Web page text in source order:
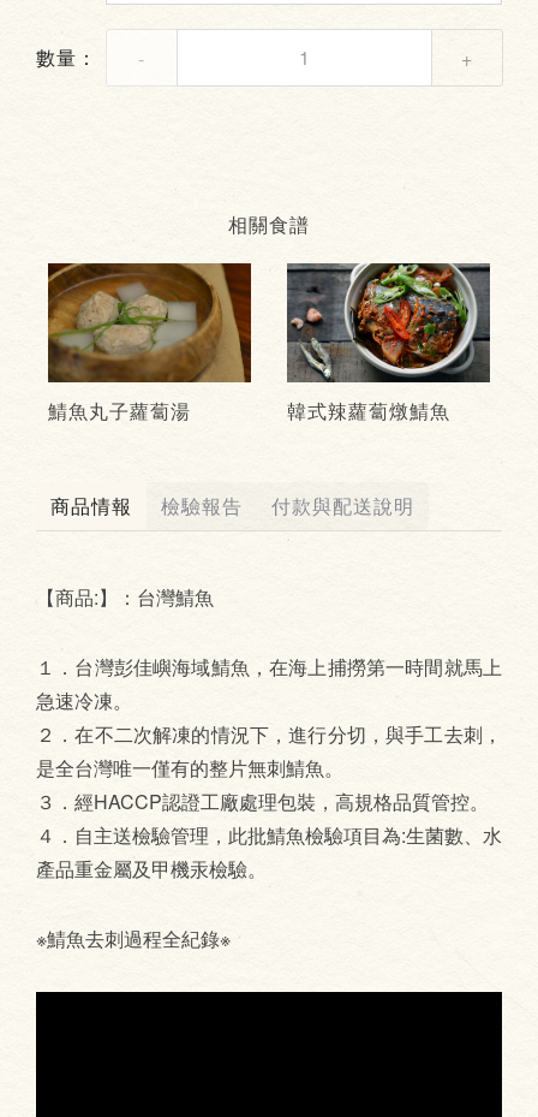
數量： - +
相關食譜
鯖魚丸子蘿蔔湯 韓式辣蘿蔔燉鯖魚
商品情報 檢驗報告 付款與配送說明
【商品:】：台灣鯖魚
１．台灣彭佳嶼海域鯖魚，在海上捕撈第一時間就馬上
急速冷凍。
２．在不二次解凍的情況下，進行分切，與手工去刺，
是全台灣唯一僅有的整片無刺鯖魚。
３．經HACCP認證工廠處理包裝，高規格品質管控。
４．自主送檢驗管理，此批鯖魚檢驗項目為:生菌數、水
產品重金屬及甲機汞檢驗。
※鯖魚去刺過程全紀錄※